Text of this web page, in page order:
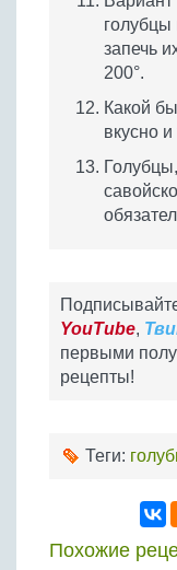
запечь
200°.
Какой
вкусно и
YouTube,
первыми
рецепты!
Теги:
Похожие